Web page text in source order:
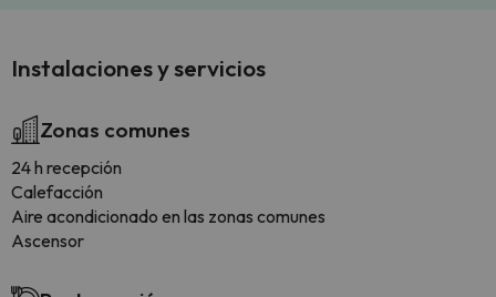
Instalaciones y servicios
Zonas comunes
24 h recepción
Calefacción
Aire acondicionado en las zonas comunes
Ascensor